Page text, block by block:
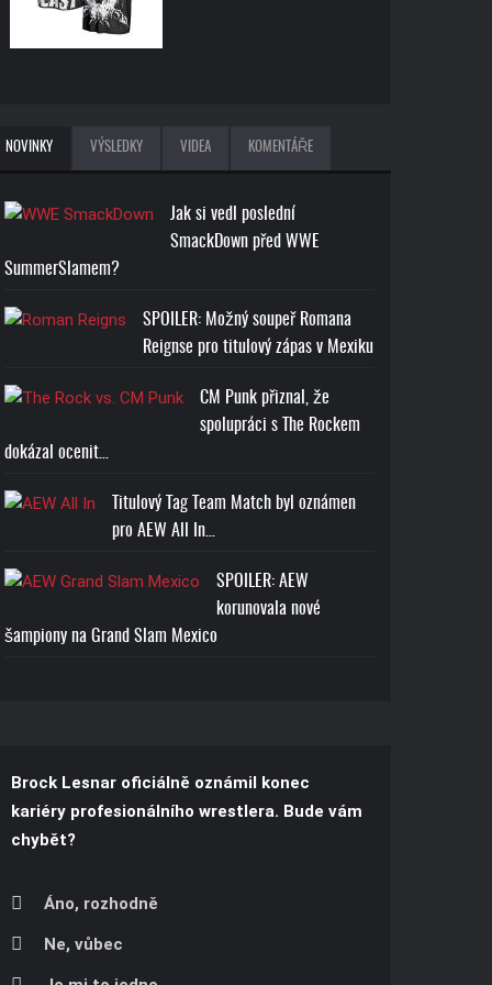
NOVINKY VÝSLEDKY VIDEA KOMENTÁŘE
Jak si vedl poslední
SmackDown před WWE
SummerSlamem?
SPOILER: Možný soupeř Romana
Reignse pro titulový zápas v Mexiku
CM Punk přiznal, že
spolupráci s The Rockem
dokázal ocenit…
Titulový Tag Team Match byl oznámen
pro AEW All In…
SPOILER: AEW
korunovala nové
šampiony na Grand Slam Mexico
Brock Lesnar oficiálně oznámil konec
kariéry profesionálního wrestlera. Bude vám
chybět?
Áno, rozhodně
Ne, vůbec